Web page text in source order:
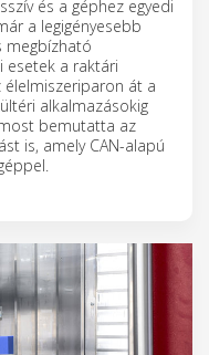
és a géphez egyedi
a legigényesebb
megbízható
esetek a raktári
élelmiszeriparon át a
alkalmazásokig
bemutatta az
is, amely CAN-alapú